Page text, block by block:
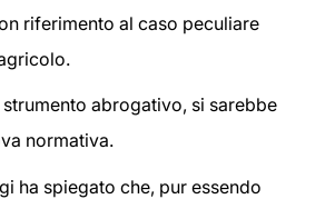
riferimento al caso peculiare
abrogativo, si sarebbe
normativa.
ha spiegato che, pur essendo